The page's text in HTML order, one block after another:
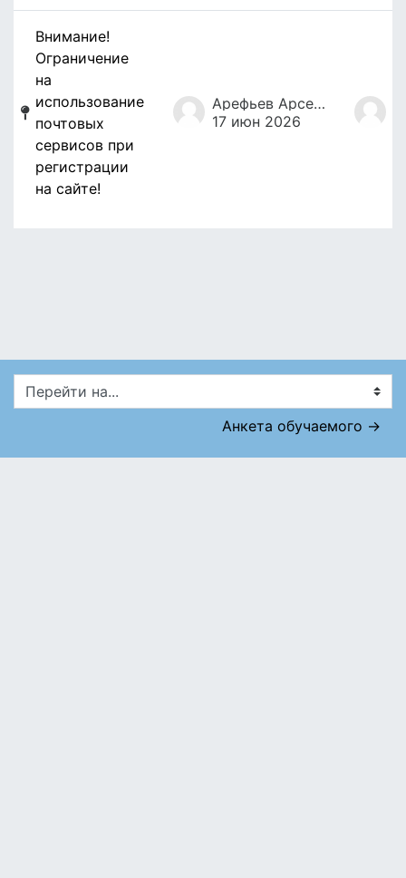
Внимание!
Ограничение
на
использование
почтовых
сервисов при
регистрации
на сайте!
Арефьев Арсений
17 июн 2026
Перейти на...
Анкета обучаемого →